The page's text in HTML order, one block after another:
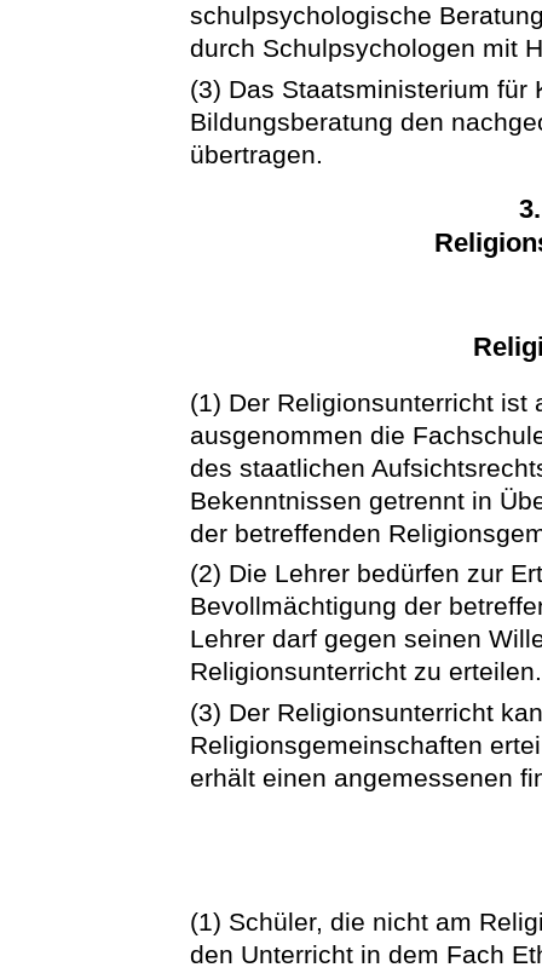
schulpsychologische
durch Schulpsychologen mit
(3) Das Staatsministerium für
Bildungsberatung den
übertragen.
(1) Der Religionsunterricht ist
ausgenommen die
des staatlichen
Bekenntnissen getrennt in
der betreffenden
(2) Die Lehrer bedürfen zur
Bevollmächtigung der
Lehrer darf gegen seinen
Religionsunterricht zu erteilen.
(3) Der Religionsunterricht
Religionsgemeinschaften
erhält einen angemessenen
(1) Schüler, die nicht am
den Unterricht in dem Fach